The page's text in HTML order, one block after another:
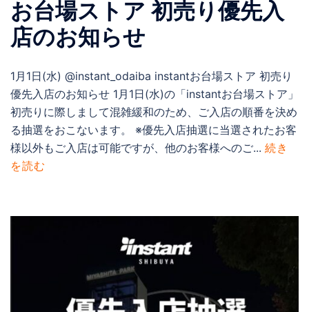
お台場ストア 初売り優先入
店のお知らせ
1月1日(水) @instant_odaiba instantお台場ストア 初売り
優先入店のお知らせ 1月1日(水)の「instantお台場ストア」
初売りに際しまして混雑緩和のため、ご入店の順番を決め
る抽選をおこないます。 ※優先入店抽選に当選されたお客
様以外もご入店は可能ですが、他のお客様へのご... 続き
を読む